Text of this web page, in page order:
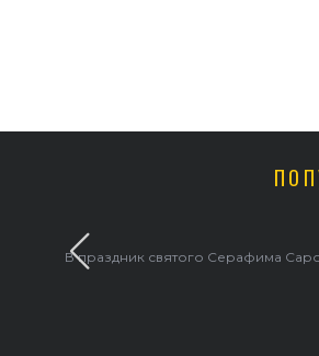
В праздник святого Серафима